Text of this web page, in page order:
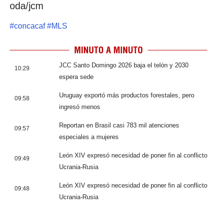
oda/jcm
#concacaf#MLS
MINUTO A MINUTO
10:29
JCC Santo Domingo 2026 baja el telón y 2030
espera sede
09:58
Uruguay exportó más productos forestales, pero
ingresó menos
09:57
Reportan en Brasil casi 783 mil atenciones
especiales a mujeres
09:49
León XIV expresó necesidad de poner fin al conflicto
Ucrania-Rusia
09:48
León XIV expresó necesidad de poner fin al conflicto
Ucrania-Rusia